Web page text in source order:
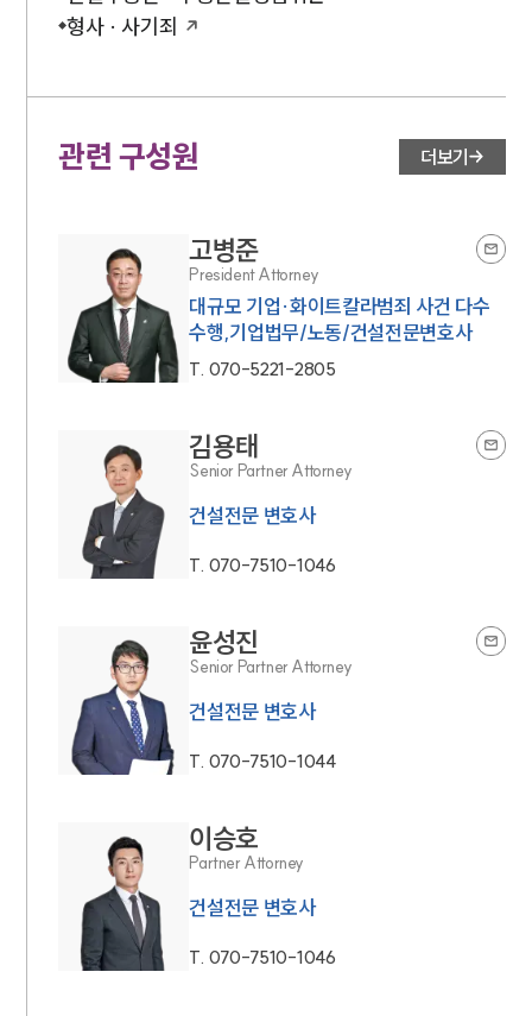
형사 · 사기죄
관련 구성원 더보기
고병준
President Attorney
대규모 기업·화이트칼라범죄 사건 다수
수행,기업법무/노동/건설전문변호사
T. 070-5221-2805
김용태
Senior Partner Attorney
건설전문 변호사
T. 070-7510-1046
윤성진
Senior Partner Attorney
건설전문 변호사
T. 070-7510-1044
이승호
Partner Attorney
건설전문 변호사
T. 070-7510-1046